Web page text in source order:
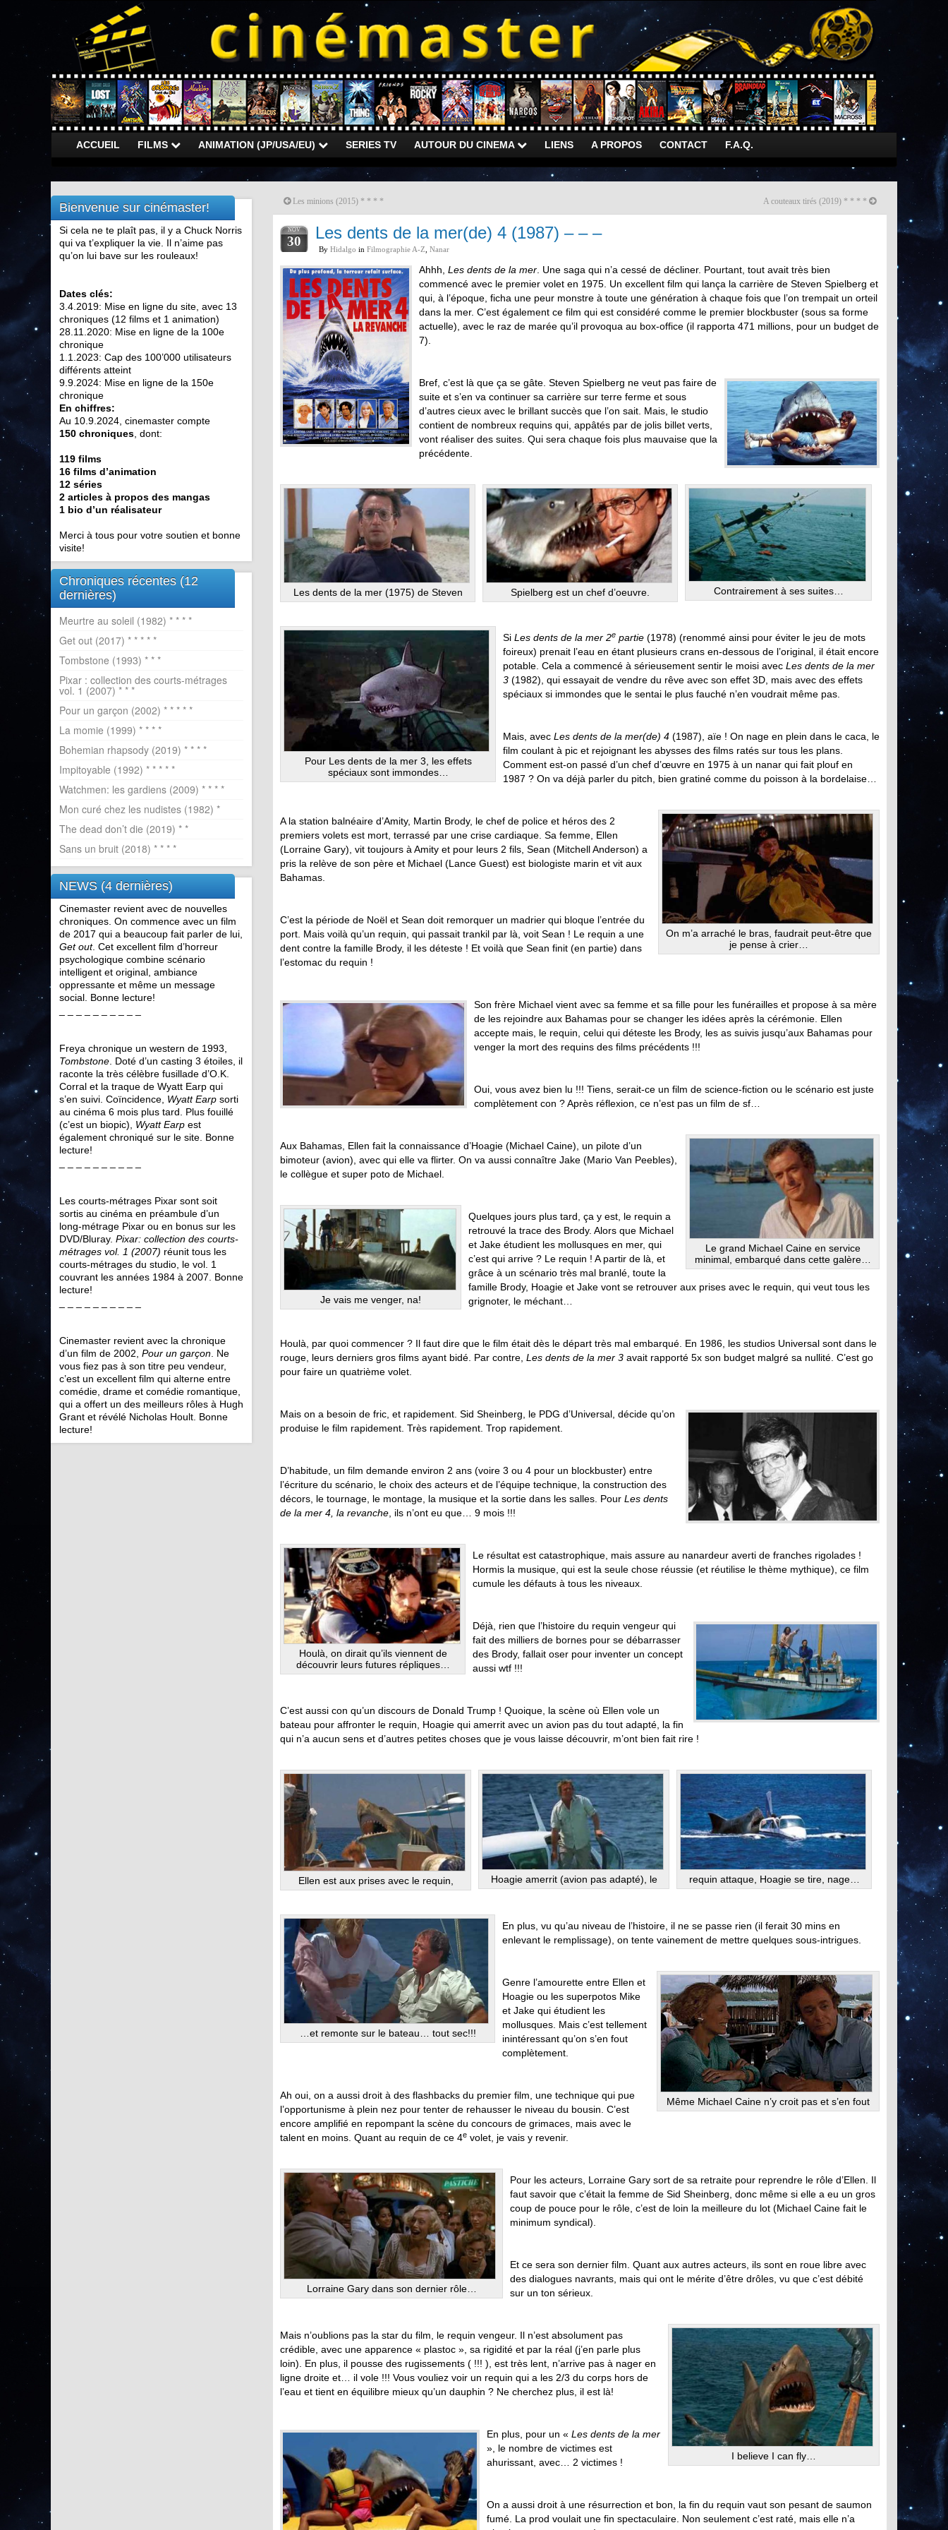
ACCUEIL FILMS ANIMATION (JP/USA/EU) SERIES TV AUTOUR DU CINEMA LIENS A PROPOS CONTACT F.A.Q.
Les minions (2015) * * * * A couteaux tirés (2019) * * * *
NOV
30 Les dents de la mer(de) 4 (1987) – – –
By Hidalgo in Filmographie A-Z Nanar
Ahhh, Les dents de la mer . Une saga qui n’a cessé de décliner. Pourtant, tout avait très bien
commencé avec le premier volet en 1975. Un excellent film qui lança la carrière de Steven Spielberg et
qui, à l’époque, ficha une peur monstre à toute une génération à chaque fois que l’on trempait un orteil
dans la mer. C’est également ce film qui est considéré comme le premier blockbuster (sous sa forme
actuelle), avec le raz de marée qu’il provoqua au box-office (il rapporta 471 millions, pour un budget de
7).
Bref, c’est là que ça se gâte. Steven Spielberg ne veut pas faire de
suite et s’en va continuer sa carrière sur terre ferme et sous
d’autres cieux avec le brillant succès que l’on sait. Mais, le studio
contient de nombreux requins qui, appâtés par de jolis billet verts,
vont réaliser des suites. Qui sera chaque fois plus mauvaise que la
précédente.
Les dents de la mer (1975) de Steven Spielberg est un chef d’oeuvre. Contrairement à ses suites…
Pour Les dents de la mer 3, les effets
spéciaux sont immondes…
Si Les dents de la mer 2e partie (1978) (renommé ainsi pour éviter le jeu de mots
foireux) prenait l’eau en étant plusieurs crans en-dessous de l’original, il était encore
potable. Cela a commencé à sérieusement sentir le moisi avec Les dents de la mer
3 (1982), qui essayait de vendre du rêve avec son effet 3D, mais avec des effets
spéciaux si immondes que le sentai le plus fauché n’en voudrait même pas.
Mais, avec Les dents de la mer(de) 4 (1987), aïe ! On nage en plein dans le caca, le
film coulant à pic et rejoignant les abysses des films ratés sur tous les plans.
Comment est-on passé d’un chef d’œuvre en 1975 à un nanar qui fait plouf en
1987 ? On va déjà parler du pitch, bien gratiné comme du poisson à la bordelaise…
On m’a arraché le bras, faudrait peut-être que
je pense à crier…
A la station balnéaire d’Amity, Martin Brody, le chef de police et héros des 2
premiers volets est mort, terrassé par une crise cardiaque. Sa femme, Ellen
(Lorraine Gary), vit toujours à Amity et pour leurs 2 fils, Sean (Mitchell Anderson) a
pris la relève de son père et Michael (Lance Guest) est biologiste marin et vit aux
Bahamas.
C’est la période de Noël et Sean doit remorquer un madrier qui bloque l’entrée du
port. Mais voilà qu’un requin, qui passait trankil par là, voit Sean ! Le requin a une
dent contre la famille Brody, il les déteste ! Et voilà que Sean finit (en partie) dans
l’estomac du requin !
Son frère Michael vient avec sa femme et sa fille pour les funérailles et propose à sa mère
de les rejoindre aux Bahamas pour se changer les idées après la cérémonie. Ellen
accepte mais, le requin, celui qui déteste les Brody, les as suivis jusqu’aux Bahamas pour
venger la mort des requins des films précédents !!!
Oui, vous avez bien lu !!! Tiens, serait-ce un film de science-fiction ou le scénario est juste
complètement con ? Après réflexion, ce n’est pas un film de sf…
Le grand Michael Caine en service
minimal, embarqué dans cette galère…
Aux Bahamas, Ellen fait la connaissance d’Hoagie (Michael Caine), un pilote d’un
bimoteur (avion), avec qui elle va flirter. On va aussi connaître Jake (Mario Van Peebles),
le collègue et super poto de Michael.
Je vais me venger, na!
Quelques jours plus tard, ça y est, le requin a
retrouvé la trace des Brody. Alors que Michael
et Jake étudient les mollusques en mer, qui
c’est qui arrive ? Le requin ! A partir de là, et
grâce à un scénario très mal branlé, toute la
famille Brody, Hoagie et Jake vont se retrouver aux prises avec le requin, qui veut tous les
grignoter, le méchant…
Houlà, par quoi commencer ? Il faut dire que le film était dès le départ très mal embarqué. En 1986, les studios Universal sont dans le
rouge, leurs derniers gros films ayant bidé. Par contre, Les dents de la mer 3 avait rapporté 5x son budget malgré sa nullité. C’est go
pour faire un quatrième volet.
Mais on a besoin de fric, et rapidement. Sid Sheinberg, le PDG d’Universal, décide qu’on
produise le film rapidement. Très rapidement. Trop rapidement.
D’habitude, un film demande environ 2 ans (voire 3 ou 4 pour un blockbuster) entre
l’écriture du scénario, le choix des acteurs et de l’équipe technique, la construction des
décors, le tournage, le montage, la musique et la sortie dans les salles. Pour Les dents
de la mer 4, la revanche , ils n’ont eu que… 9 mois !!!
Houlà, on dirait qu’ils viennent de
découvrir leurs futures répliques…
Le résultat est catastrophique, mais assure au nanardeur averti de franches rigolades !
Hormis la musique, qui est la seule chose réussie (et réutilise le thème mythique), ce film
cumule les défauts à tous les niveaux.
Déjà, rien que l’histoire du requin vengeur qui
fait des milliers de bornes pour se débarrasser
des Brody, fallait oser pour inventer un concept
aussi wtf !!!
C’est aussi con qu’un discours de Donald Trump ! Quoique, la scène où Ellen vole un
bateau pour affronter le requin, Hoagie qui amerrit avec un avion pas du tout adapté, la fin
qui n’a aucun sens et d’autres petites choses que je vous laisse découvrir, m’ont bien fait rire !
Ellen est aux prises avec le requin, Hoagie amerrit (avion pas adapté), le requin attaque, Hoagie se tire, nage…
…et remonte sur le bateau… tout sec!!!
En plus, vu qu’au niveau de l’histoire, il ne se passe rien (il ferait 30 mins en
enlevant le remplissage), on tente vainement de mettre quelques sous-intrigues.
Même Michael Caine n’y croit pas et s’en fout
Genre l’amourette entre Ellen et
Hoagie ou les superpotos Mike
et Jake qui étudient les
mollusques. Mais c’est tellement
inintéressant qu’on s’en fout
complètement.
Ah oui, on a aussi droit à des flashbacks du premier film, une technique qui pue
l’opportunisme à plein nez pour tenter de rehausser le niveau du bousin. C’est
encore amplifié en repompant la scène du concours de grimaces, mais avec le
talent en moins. Quant au requin de ce 4e volet, je vais y revenir.
Lorraine Gary dans son dernier rôle…
Pour les acteurs, Lorraine Gary sort de sa retraite pour reprendre le rôle d’Ellen. Il
faut savoir que c’était la femme de Sid Sheinberg, donc même si elle a eu un gros
coup de pouce pour le rôle, c’est de loin la meilleure du lot (Michael Caine fait le
minimum syndical).
Et ce sera son dernier film. Quant aux autres acteurs, ils sont en roue libre avec
des dialogues navrants, mais qui ont le mérite d’être drôles, vu que c’est débité
sur un ton sérieux.
I believe I can fly…
Mais n’oublions pas la star du film, le requin vengeur. Il n’est absolument pas
crédible, avec une apparence « plastoc », sa rigidité et par la réal (j’en parle plus
loin). En plus, il pousse des rugissements ( !!! ), est très lent, n’arrive pas à nager en
ligne droite et… il vole !!! Vous vouliez voir un requin qui a les 2/3 du corps hors de
l’eau et tient en équilibre mieux qu’un dauphin ? Ne cherchez plus, il est là!
En plus, pour un « Les dents de la mer
», le nombre de victimes est
ahurissant, avec… 2 victimes !
On a aussi droit à une résurrection et bon, la fin du requin vaut son pesant de saumon
fumé. La prod voulait une fin spectaculaire. Non seulement c’est raté, mais elle n’a
Bienvenue sur cinémaster!
Si cela ne te plaît pas, il y a Chuck Norris
qui va t’expliquer la vie. Il n’aime pas
qu’on lui bave sur les rouleaux!
Dates clés:
3.4.2019: Mise en ligne du site, avec 13
chroniques (12 films et 1 animation)
28.11.2020: Mise en ligne de la 100e
chronique
1.1.2023: Cap des 100’000 utilisateurs
différents atteint
9.9.2024: Mise en ligne de la 150e
chronique
En chiffres:
Au 10.9.2024, cinemaster compte
150 chroniques , dont:
119 films
16 films d’animation
12 séries
2 articles à propos des mangas
1 bio d’un réalisateur
Merci à tous pour votre soutien et bonne
visite!
Chroniques récentes (12
dernières)
Meurtre au soleil (1982) * * * *
Get out (2017) * * * * *
Tombstone (1993) * * *
Pixar : collection des courts-métrages
vol. 1 (2007) * * *
Pour un garçon (2002) * * * * *
La momie (1999) * * * *
Bohemian rhapsody (2019) * * * *
Impitoyable (1992) * * * * *
Watchmen: les gardiens (2009) * * * *
Mon curé chez les nudistes (1982) *
The dead don’t die (2019) * *
Sans un bruit (2018) * * * *
NEWS (4 dernières)
Cinemaster revient avec de nouvelles
chroniques. On commence avec un film
de 2017 qui a beaucoup fait parler de lui,
Get out. Cet excellent film d’horreur
psychologique combine scénario
intelligent et original, ambiance
oppressante et même un message
social. Bonne lecture!
Freya chronique un western de 1993,
Tombstone . Doté d’un casting 3 étoiles, il
raconte la très célèbre fusillade d’O.K.
Corral et la traque de Wyatt Earp qui
s’en suivi. Coïncidence, Wyatt Earp sorti
au cinéma 6 mois plus tard. Plus fouillé
(c’est un biopic), Wyatt Earp est
également chroniqué sur le site. Bonne
lecture!
Les courts-métrages Pixar sont soit
sortis au cinéma en préambule d’un
long-métrage Pixar ou en bonus sur les
DVD/Bluray. Pixar: collection des courts-
métrages vol. 1 (2007) réunit tous les
courts-métrages du studio, le vol. 1
couvrant les années 1984 à 2007. Bonne
lecture!
Cinemaster revient avec la chronique
d’un film de 2002, Pour un garçon . Ne
vous fiez pas à son titre peu vendeur,
c’est un excellent film qui alterne entre
comédie, drame et comédie romantique,
qui a offert un des meilleurs rôles à Hugh
Grant et révélé Nicholas Hoult. Bonne
lecture!